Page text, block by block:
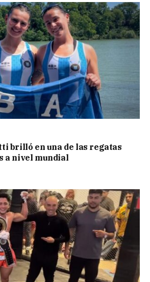
brilló en una de las regatas
a nivel mundial